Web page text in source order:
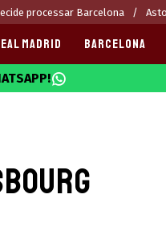
processar Barcelona
MADRID BARCELONA